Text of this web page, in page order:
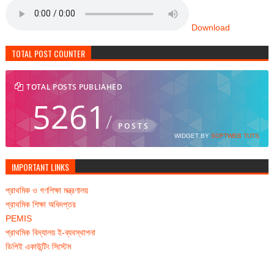
Download
TOTAL POST COUNTER
TOTAL POSTS PUBLIAHED
5261/ POSTS
WIDGET BYSOFTWEB TUTS
IMPORTANT LINKS
প্রাথমিক ও গণশিক্ষা মন্ত্রণালয়
প্রাথমিক শিক্ষা অধিদপ্তর
PEMIS
প্রাথমিক বিদ্যালয় ই-ব্যবস্থাপনা
ডিপিই একাউন্টিং সিস্টেম